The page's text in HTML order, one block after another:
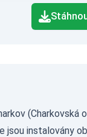
(Charkovská
instalovány